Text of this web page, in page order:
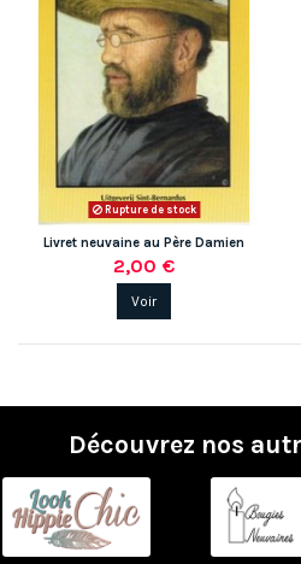
Rupture de stock
Livret neuvaine au Père Damien
2,00 €
Voir
Découvrez nos